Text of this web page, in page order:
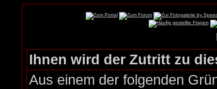
Ihnen wird der Zutritt zu
Aus einem der folgenden